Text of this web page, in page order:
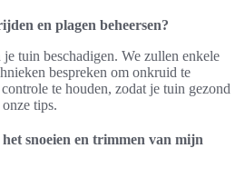
en plagen beheersen?
tuin beschadigen. We zullen enkele
bespreken om onkruid te
te houden, zodat je tuin gezond
tips.
snoeien en trimmen van mijn